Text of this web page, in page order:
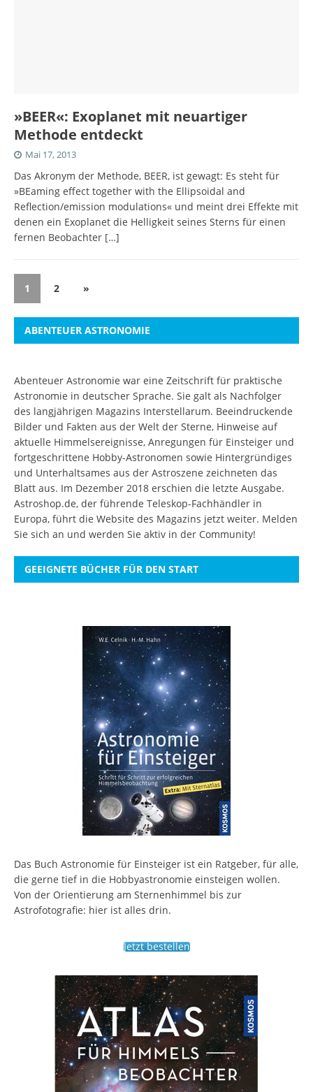
»BEER«: Exoplanet mit neuartiger
Methode entdeckt
Mai 17, 2013
Das Akronym der Methode, BEER, ist gewagt: Es steht für
»BEaming effect together with the Ellipsoidal and
Reflection/emission modulations« und meint drei Effekte mit
denen ein Exoplanet die Helligkeit seines Sterns für einen
fernen Beobachter […]
1 2 »
ABENTEUER ASTRONOMIE
Abenteuer Astronomie war eine Zeitschrift für praktische
Astronomie in deutscher Sprache. Sie galt als Nachfolger
des langjährigen Magazins Interstellarum. Beeindruckende
Bilder und Fakten aus der Welt der Sterne, Hinweise auf
aktuelle Himmelsereignisse, Anregungen für Einsteiger und
fortgeschrittene Hobby-Astronomen sowie Hintergründiges
und Unterhaltsames aus der Astroszene zeichneten das
Blatt aus. Im Dezember 2018 erschien die letzte Ausgabe.
Astroshop.de, der führende Teleskop-Fachhändler in
Europa, führt die Website des Magazins jetzt weiter. Melden
Sie sich an und werden Sie aktiv in der Community!
GEEIGNETE BÜCHER FÜR DEN START
Das Buch Astronomie für Einsteiger ist ein Ratgeber, für alle,
die gerne tief in die Hobbyastronomie einsteigen wollen.
Von der Orientierung am Sternenhimmel bis zur
Astrofotografie: hier ist alles drin.
Jetzt bestellen